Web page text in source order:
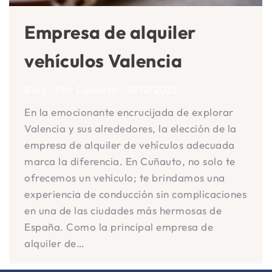
Empresa de alquiler
vehículos Valencia
En la emocionante encrucijada de explorar
Valencia y sus alrededores, la elección de la
empresa de alquiler de vehículos adecuada
marca la diferencia. En Cuñauto, no solo te
ofrecemos un vehículo; te brindamos una
experiencia de conducción sin complicaciones
en una de las ciudades más hermosas de
España. Como la principal empresa de
alquiler de…